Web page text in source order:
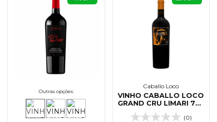
Outras opções:
Caballo Loco
VINHO CABALLO LOCO
GRAND CRU LIMARI 750
ML
(0)